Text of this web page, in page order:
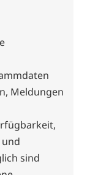
Meldungen
sind